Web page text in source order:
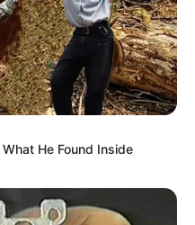
He Found Inside